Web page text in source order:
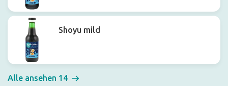
Shoyu mild
Alle ansehen 14